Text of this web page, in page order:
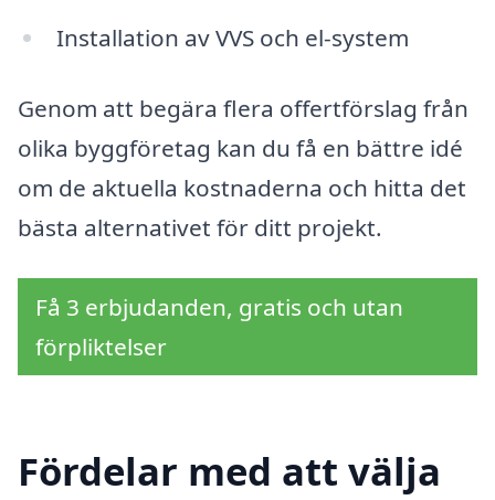
Installation av VVS och el-system
Genom att begära flera offertförslag från
olika byggföretag kan du få en bättre idé
om de aktuella kostnaderna och hitta det
bästa alternativet för ditt projekt.
Få 3 erbjudanden, gratis och utan
förpliktelser
Fördelar med att välja